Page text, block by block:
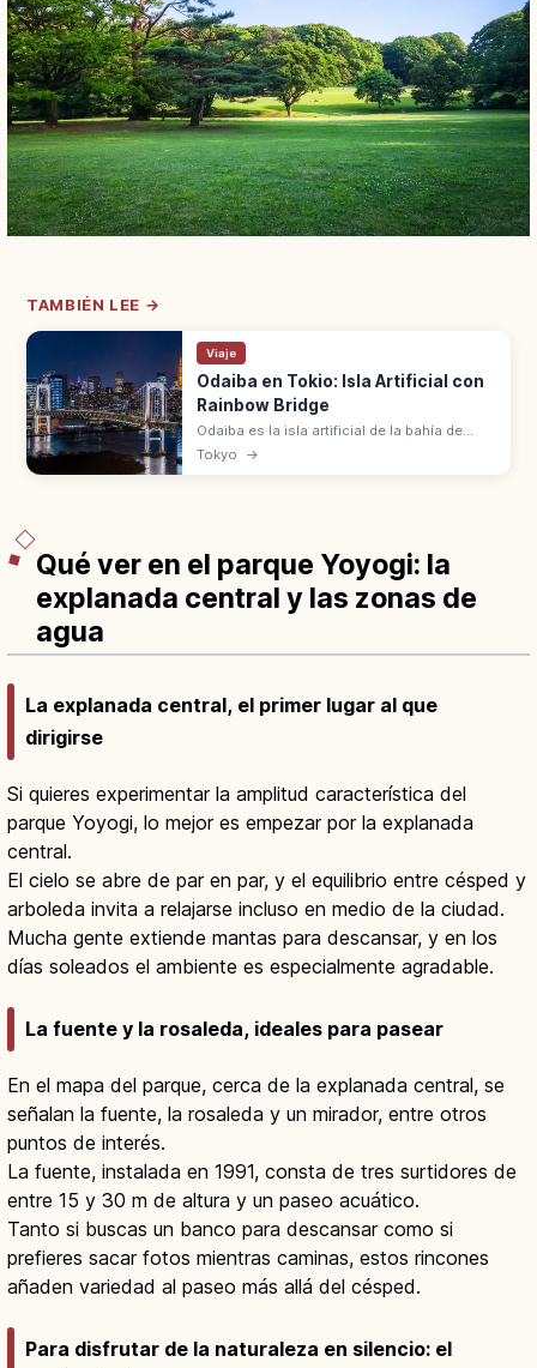
TAMBIÉN LEE →
Viaje
Odaiba en Tokio: Isla Artificial con
Rainbow Bridge
Odaiba es la isla artificial de la bahía de
Tokio entre Minato y Koto. Rainbow Bridge
con vistas nocturnas, Rainbow Promenade
Tokyo →
Qué ver en el parque Yoyogi: la
explanada central y las zonas de
agua
La explanada central, el primer lugar al que
dirigirse
Si quieres experimentar la amplitud característica del
parque Yoyogi, lo mejor es empezar por la explanada
central.
El cielo se abre de par en par, y el equilibrio entre césped y
arboleda invita a relajarse incluso en medio de la ciudad.
Mucha gente extiende mantas para descansar, y en los
días soleados el ambiente es especialmente agradable.
La fuente y la rosaleda, ideales para pasear
En el mapa del parque, cerca de la explanada central, se
señalan la fuente, la rosaleda y un mirador, entre otros
puntos de interés.
La fuente, instalada en 1991, consta de tres surtidores de
entre 15 y 30 m de altura y un paseo acuático.
Tanto si buscas un banco para descansar como si
prefieres sacar fotos mientras caminas, estos rincones
añaden variedad al paseo más allá del césped.
Para disfrutar de la naturaleza en silencio: el